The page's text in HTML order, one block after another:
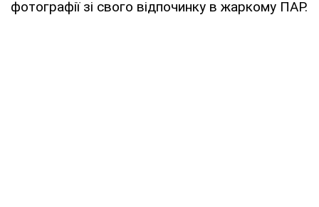
фотографії зі свого відпочинку в жаркому ПАР.